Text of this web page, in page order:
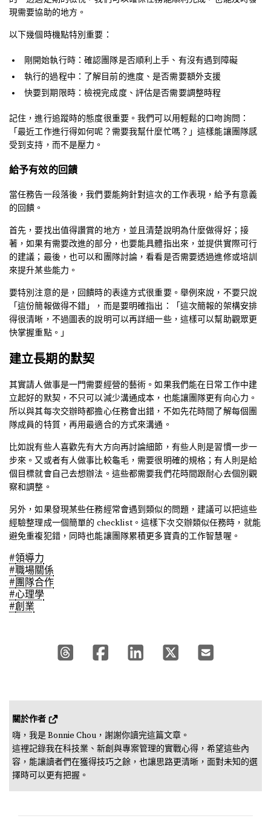
現需要協助的地方。
以下幾個時機點特別重要：
剛開始執行時：確認團隊是否順利上手、有沒有遇到障礙
執行的過程中：了解目前的進度、是否需要額外支援
快要到期限時：檢視完成度、評估是否需要調整時程
記住，進行追蹤時的態度很重要。我們可以用輕鬆的口吻詢問：
「最近工作進行得如何呢？需要我幫什麼忙嗎？」這樣能讓團隊感
受到支持，而不是壓力。
給予有效的回饋
當任務告一段落後，我們要能夠針對這次的工作表現，給予有意義
的回饋。
首先，要找出值得讚賞的地方，並且清楚說明為什麼做得好；接
著，如果有需要改進的部分，也要能具體指出來，並提供實際可行
的建議；最後，也可以和團隊討論，看看是否需要透過進修或培訓
來提升某些能力。
要特別注意的是，回饋時的表達方式很重要。舉例來說，不要只說
「這份簡報做得不錯」，而是要明確指出：「這次簡報的架構安排
得很清晰，不過圖表的說明可以再詳細一些，這樣可以幫助觀眾更
快掌握重點。」
建立長期的默契
其實請人做事是一門需要經營的藝術。如果我們能在日常工作中建
立起好的默契，不只可以減少溝通成本，也能讓團隊更有向心力。
所以與其每次交辦時都擔心任務會出錯，不如先花時間了解每個團
隊成員的特質，再用最適合的方式來溝通。
比如說有些人喜歡先有大方向再討論細節，有些人則是習慣一步一
步來。又或者有人做事比較龜毛，需要很明確的規格；有人則是給
個目標就會自己去想辦法。這些都需要我們花時間跟耐心去個別觀
察和調整。
另外，如果發現某些任務經常會遇到類似的問題，建議可以把這些
經驗整理成一個簡單的 checklist。這樣下次交辦類似任務時，就能
避免重複犯錯，同時也能讓團隊累積更多寶貴的工作智慧喔。
#領導力
#職場關係
# 團隊合作
#心理學
#創業
關於作者
嗨，我是 Bonnie Chou，謝謝你讀完這篇文章。
這裡記錄我在科技業、新創與專案管理的實戰心得，希望這些內
容，能讓讀者們在獲得技巧之餘，也讓思路更清晰，面對未知的選
擇時可以更有把握。